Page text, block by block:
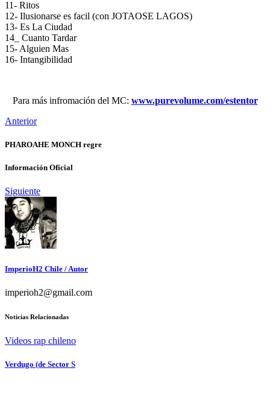
11- Ritos
12- Ilusionarse es facil (con JOTAOSE LAGOS)
13- Es La Ciudad
14_ Cuanto Tardar
15- Alguien Mas
16- Intangibilidad
Para más infromación del MC: www.purevolume.com/estentor
Anterior
PHAROAHE MONCH regre
Información Oficial
Siguiente
ImperioH2 Chile / Autor
imperioh2@gmail.com
Noticias Relacionadas
Videos rap chileno
Verdugo (de Sector S